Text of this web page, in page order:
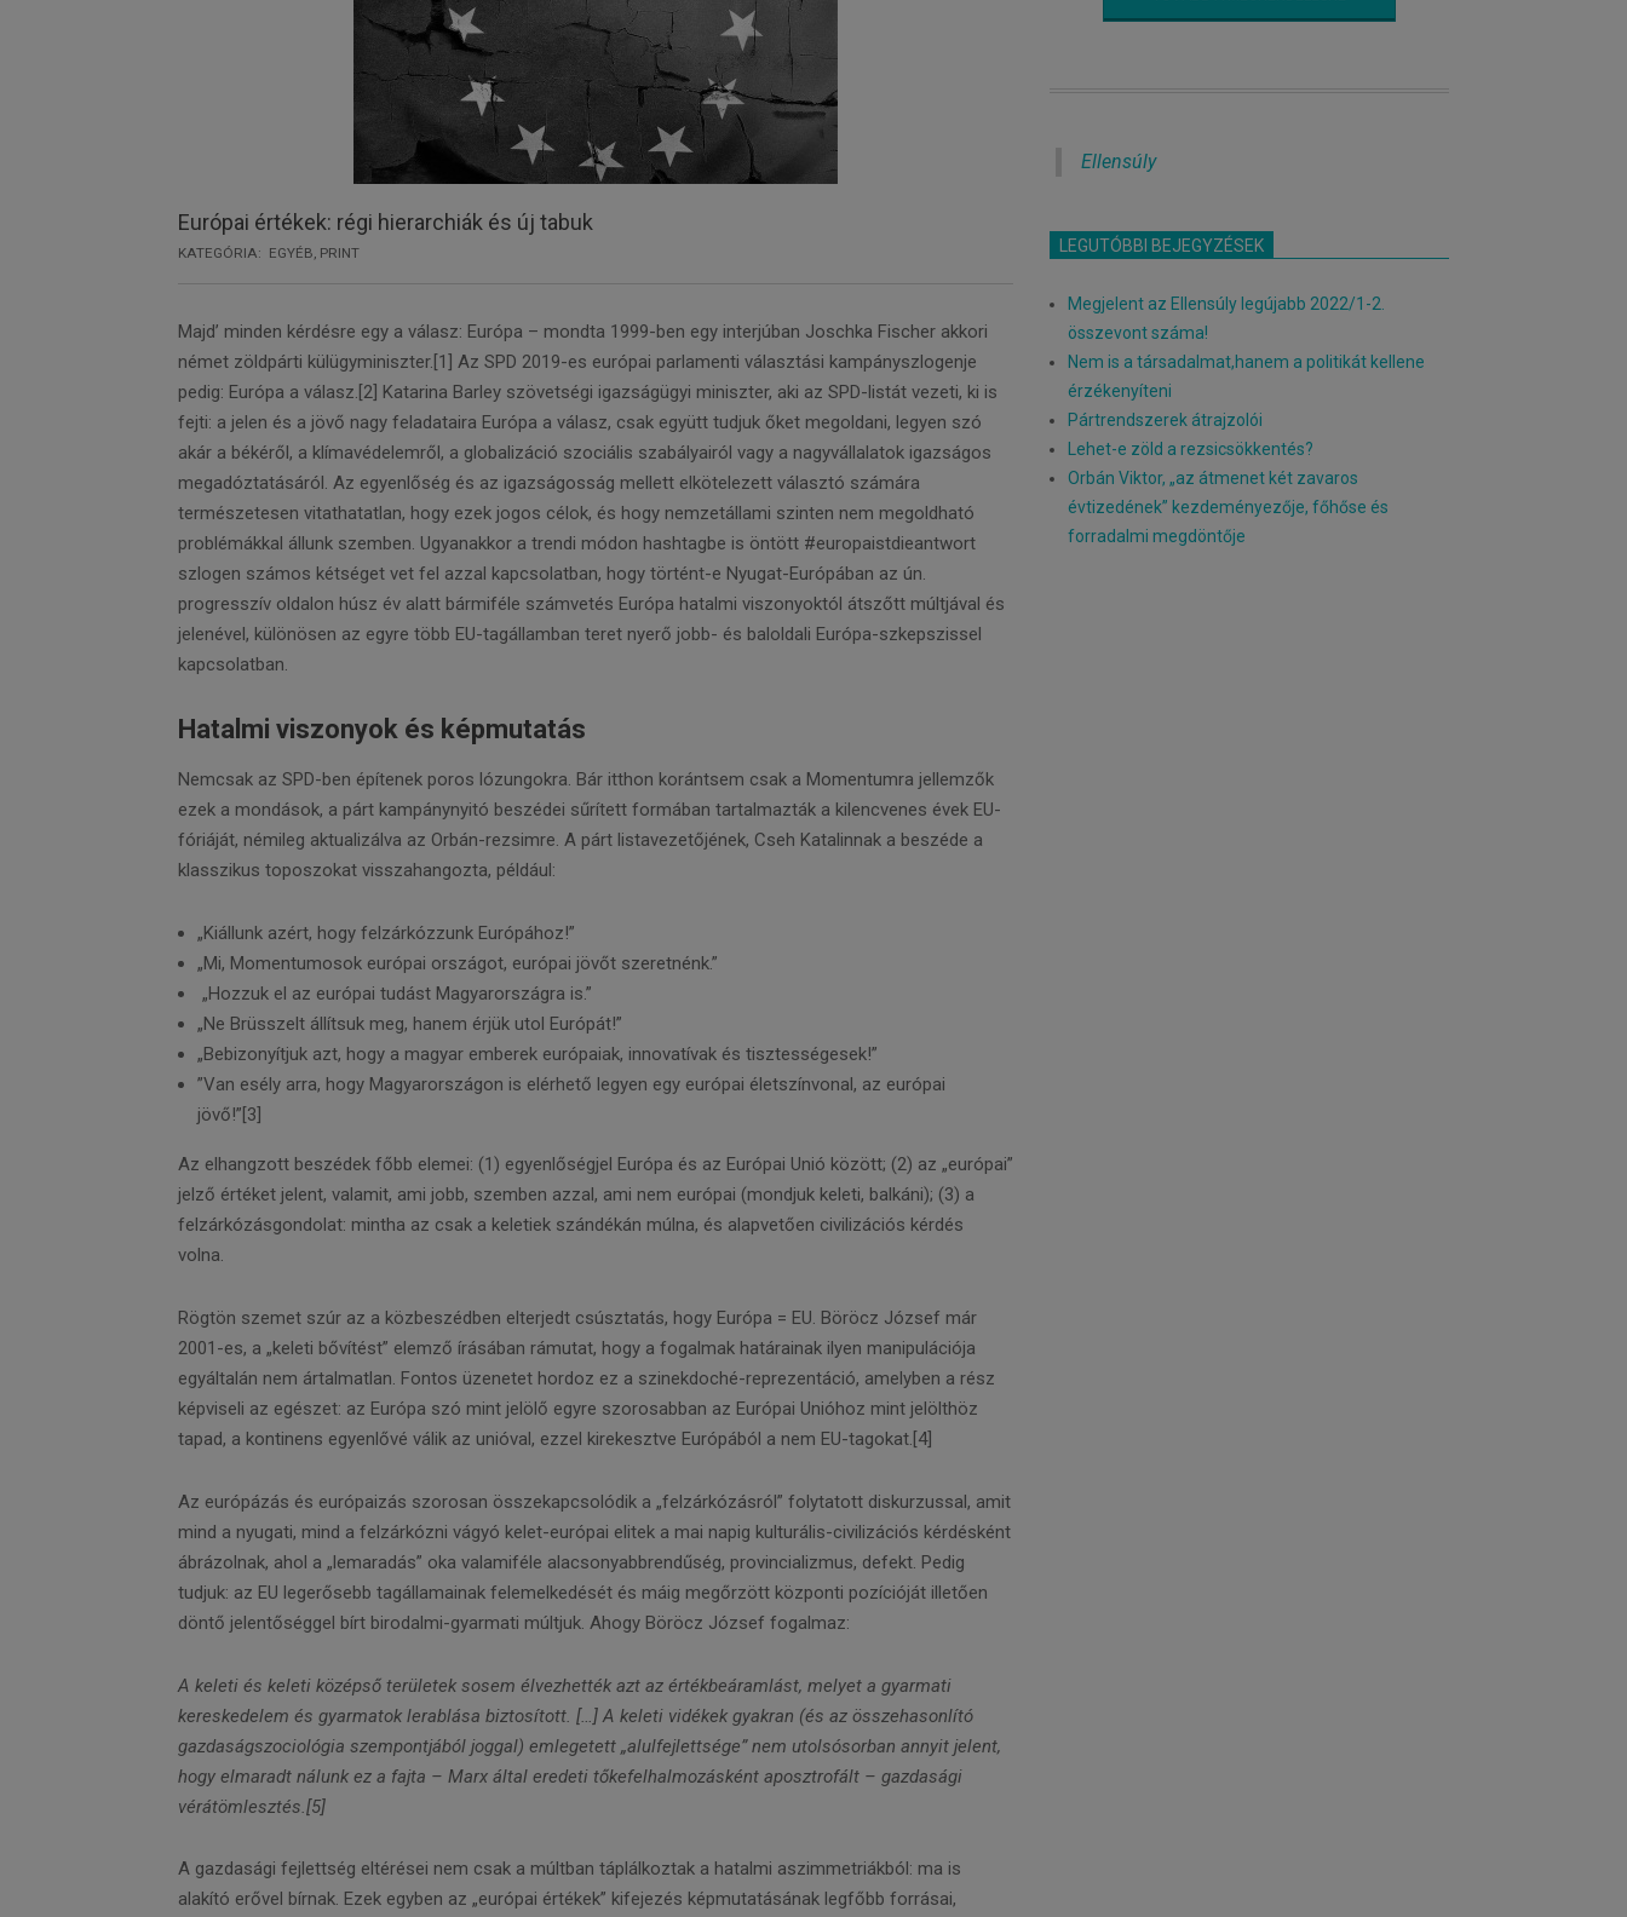
Európai értékek: régi hierarchiák és új tabuk
KATEGÓRIA: EGYÉB, PRINT
Majd’ minden kérdésre egy a válasz: Európa – mondta 1999-ben egy interjúban Joschka Fischer akkori
német zöldpárti külügyminiszter.[1] Az SPD 2019-es európai parlamenti választási kampányszlogenje
pedig: Európa a válasz.[2] Katarina Barley szövetségi igazságügyi miniszter, aki az SPD-listát vezeti, ki is
fejti: a jelen és a jövő nagy feladataira Európa a válasz, csak együtt tudjuk őket megoldani, legyen szó
akár a békéről, a klímavédelemről, a globalizáció szociális szabályairól vagy a nagyvállalatok igazságos
megadóztatásáról. Az egyenlőség és az igazságosság mellett elkötelezett választó számára
természetesen vitathatatlan, hogy ezek jogos célok, és hogy nemzetállami szinten nem megoldható
problémákkal állunk szemben. Ugyanakkor a trendi módon hashtagbe is öntött #europaistdieantwort
szlogen számos kétséget vet fel azzal kapcsolatban, hogy történt-e Nyugat-Európában az ún.
progresszív oldalon húsz év alatt bármiféle számvetés Európa hatalmi viszonyoktól átszőtt múltjával és
jelenével, különösen az egyre több EU-tagállamban teret nyerő jobb- és baloldali Európa-szkepszissel
kapcsolatban.
Hatalmi viszonyok és képmutatás
Nemcsak az SPD-ben építenek poros lózungokra. Bár itthon korántsem csak a Momentumra jellemzők
ezek a mondások, a párt kampánynyitó beszédei sűrített formában tartalmazták a kilencvenes évek EU-
fóriáját, némileg aktualizálva az Orbán-rezsimre. A párt listavezetőjének, Cseh Katalinnak a beszéde a
klasszikus toposzokat visszahangozta, például:
„Kiállunk azért, hogy felzárkózzunk Európához!”
„Mi, Momentumosok európai országot, európai jövőt szeretnénk.”
„Hozzuk el az európai tudást Magyarországra is.”
„Ne Brüsszelt állítsuk meg, hanem érjük utol Európát!”
„Bebizonyítjuk azt, hogy a magyar emberek európaiak, innovatívak és tisztességesek!”
”Van esély arra, hogy Magyarországon is elérhető legyen egy európai életszínvonal, az európai
jövő!”[3]
Az elhangzott beszédek főbb elemei: (1) egyenlőségjel Európa és az Európai Unió között; (2) az „európai”
jelző értéket jelent, valamit, ami jobb, szemben azzal, ami nem európai (mondjuk keleti, balkáni); (3) a
felzárkózásgondolat: mintha az csak a keletiek szándékán múlna, és alapvetően civilizációs kérdés
volna.
Rögtön szemet szúr az a közbeszédben elterjedt csúsztatás, hogy Európa = EU. Böröcz József már
2001-es, a „keleti bővítést” elemző írásában rámutat, hogy a fogalmak határainak ilyen manipulációja
egyáltalán nem ártalmatlan. Fontos üzenetet hordoz ez a szinekdoché-reprezentáció, amelyben a rész
képviseli az egészet: az Európa szó mint jelölő egyre szorosabban az Európai Unióhoz mint jelölthöz
tapad, a kontinens egyenlővé válik az unióval, ezzel kirekesztve Európából a nem EU-tagokat.[4]
Az európázás és európaizás szorosan összekapcsolódik a „felzárkózásról” folytatott diskurzussal, amit
mind a nyugati, mind a felzárkózni vágyó kelet-európai elitek a mai napig kulturális-civilizációs kérdésként
ábrázolnak, ahol a „lemaradás” oka valamiféle alacsonyabbrendűség, provincializmus, defekt. Pedig
tudjuk: az EU legerősebb tagállamainak felemelkedését és máig megőrzött központi pozícióját illetően
döntő jelentőséggel bírt birodalmi-gyarmati múltjuk. Ahogy Böröcz József fogalmaz:
A keleti és keleti középső területek sosem élvezhették azt az értékbeáramlást, melyet a gyarmati
kereskedelem és gyarmatok lerablása biztosított. […] A keleti vidékek gyakran (és az összehasonlító
gazdaságszociológia szempontjából joggal) emlegetett „alulfejlettsége” nem utolsósorban annyit jelent,
hogy elmaradt nálunk ez a fajta – Marx által eredeti tőkefelhalmozásként aposztrofált – gazdasági
vérátömlesztés.[5]
A gazdasági fejlettség eltérései nem csak a múltban táplálkoztak a hatalmi aszimmetriákból: ma is
alakító erővel bírnak. Ezek egyben az „európai értékek” kifejezés képmutatásának legfőbb forrásai,
Ellensúly
LEGUTÓBBI BEJEGYZÉSEK
Megjelent az Ellensúly legújabb 2022/1-2.
összevont száma!
Nem is a társadalmat,hanem a politikát kellene
érzékenyíteni
Pártrendszerek átrajzolói
Lehet-e zöld a rezsicsökkentés?
Orbán Viktor, „az átmenet két zavaros
évtizedének” kezdeményezője, főhőse és
forradalmi megdöntője